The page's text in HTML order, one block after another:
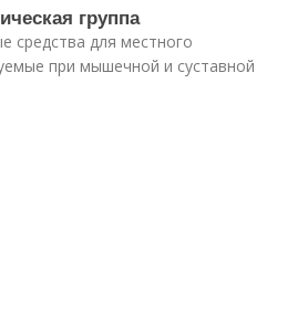
группа
средства для местного
при мышечной и суставной